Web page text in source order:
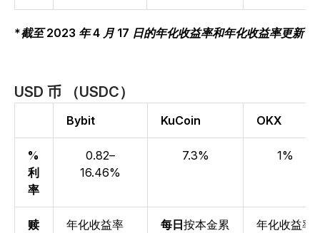
*截至 2023 年 4 月 17 日的年化收益率和年化收益率更新
USD 币 （USDC）
Bybit KuCoin OKX
%
利
率
0.82–
16.46%
7.3% 1%
赎
年化收益率
每日按本金累
年化收益率